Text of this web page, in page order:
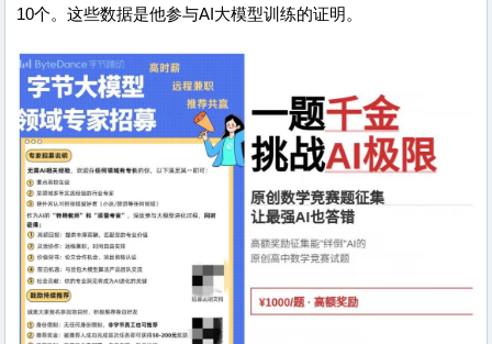
10个。这些数据是他参与AI大模型训练的证明。